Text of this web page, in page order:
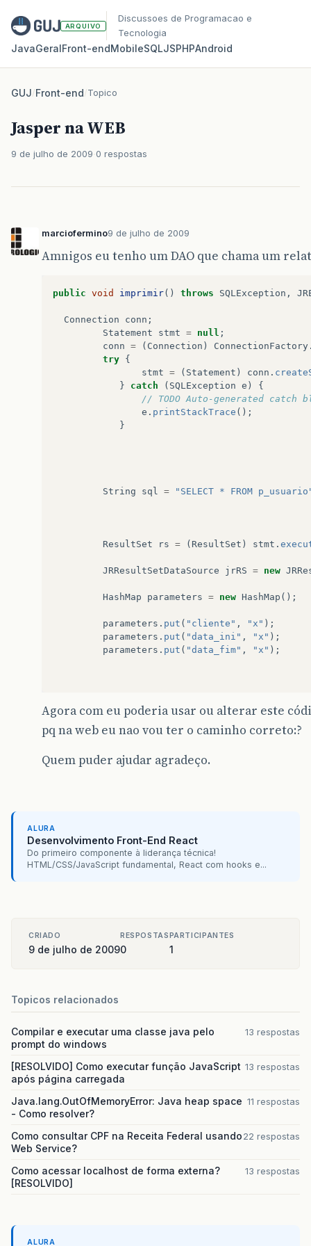
ARQUIVO
Discussoes de Programacao e
Tecnologia
JavaGeralFront‑endMobileSQLJSPHPAndroid
GUJ/Front-end/Topico
Jasper na WEB
9 de julho de 2009 0 respostas
marciofermino9 de julho de 2009
Amnigos eu tenho um DAO que chama um
public void imprimir() throws SQLException ,
Connection conn ;
Statement
stmt = null ;
conn = ( Connection ) ConnectionFactory
try {
stmt = ( Statement ) conn .
}
catch ( SQLException e )
{
// TODO Auto-generated catch
e . printStackTrace ();
}
String sql = "SELECT * FROM
ResultSet rs = ( ResultSet ) stmt .
JRResultSetDataSource jrRS = new
HashMap parameters = new HashMap ();
parameters . put ( "cliente" , "x" );
parameters . put ( "data_ini" , "x" );
parameters . put ( "data_fim" , "x" );
//JasperPrint print =
JasperPrint
print = JasperFillManager
JasperViewer jrviewer = new
Agora com eu poderia usar ou alterar este
pq na web eu nao vou ter o caminho correto:?
Quem puder ajudar agradeço.
ALURA
Desenvolvimento Front-End React
Do primeiro componente à liderança técnica!
HTML/CSS/JavaScript fundamental, React com hooks e...
CRIADO
9 de julho de 2009
RESPOSTAS
0
PARTICIPANTES
1
Topicos relacionados
Compilar e executar uma classe java pelo
prompt do windows
13 respostas
[RESOLVIDO] Como executar função JavaScript
após página carregada
13 respostas
Java.lang.OutOfMemoryError: Java heap space
- Como resolver?
11 respostas
Como consultar CPF na Receita Federal usando
Web Service?
22 respostas
Como acessar localhost de forma externa?
[RESOLVIDO]
13 respostas
ALURA